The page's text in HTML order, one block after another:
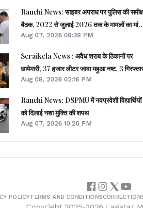
Ranchi News: साइबर अपराध पर पुलिस की
बैठक, 2022 से जुलाई 2026 तक के मामलों का मांगा
ब्योरा
Aug 07, 2026 08:38 PM
Seraikela News : अवैध शराब के ठिकानों पर
छापेमारी, 37 हजार लीटर जावा महुआ नष्ट, 3
Aug 08, 2026 02:16 PM
Ranchi News: DSPMU में नवप्रवेशी विद्यार्थियों
को दिलाई नशा मुक्ति की शपथ
Aug 07, 2026 10:20 PM
POLICYTERMS AND CONDITIONS